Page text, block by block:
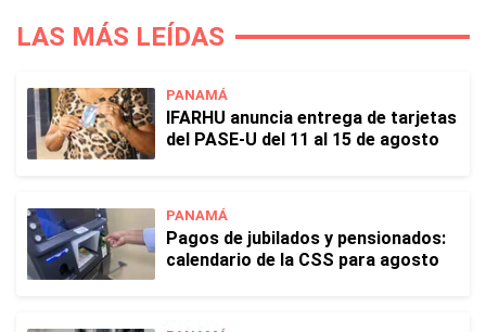
LAS MÁS LEÍDAS
PANAMÁ
IFARHU anuncia entrega de tarjetas
del PASE-U del 11 al 15 de agosto
PANAMÁ
Pagos de jubilados y pensionados:
calendario de la CSS para agosto